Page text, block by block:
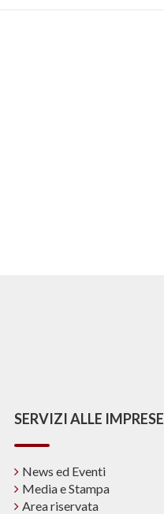
SERVIZI ALLE IMPRESE
News ed Eventi
Media e Stampa
Area riservata